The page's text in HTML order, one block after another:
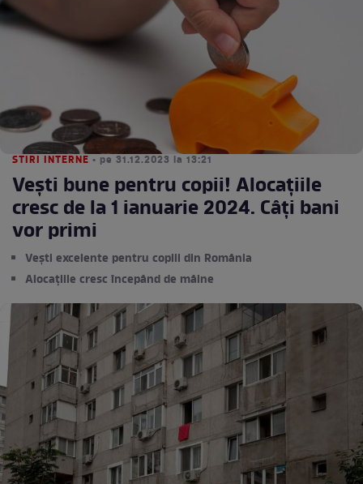
STIRI INTERNE • pe 31.12.2023 la 13:21
Vești bune pentru copii! Alocațiile
cresc de la 1 ianuarie 2024. Câți bani
vor primi
Vești excelente pentru copiii din România
Alocațiile cresc începând de mâine